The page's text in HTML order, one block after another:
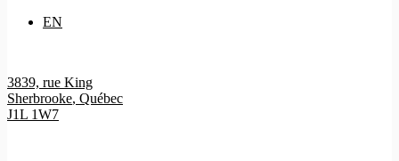
EN
3839, rue King
Sherbrooke, Québec
J1L 1W7